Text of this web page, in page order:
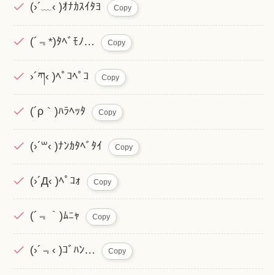
(›´﹏‹ )ｵﾅｶｽｲﾀﾖ Copy
(´﹃*)ﾀﾍﾞﾓﾉ… Copy
›´ཀ‹ )ﾍﾟｺﾍﾟｺ Copy
(´ρ｀)ﾊﾗﾍｯﾀ Copy
(›´꒳‹ )ﾅﾝｶﾀﾍﾞﾀｲ Copy
(›´Д‹ )ﾍﾟｺｫ Copy
(´﹃｀)ﾑﾆｬ Copy
(›´﹃‹ )ｺﾞﾊﾝ… Copy